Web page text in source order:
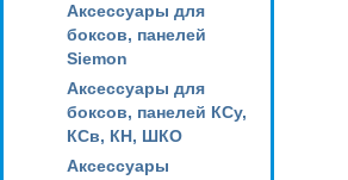
Аксессуары для
боксов, панелей
Siemon
Аксессуары для
боксов, панелей КСу,
КСв, КН, ШКО
Аксессуары